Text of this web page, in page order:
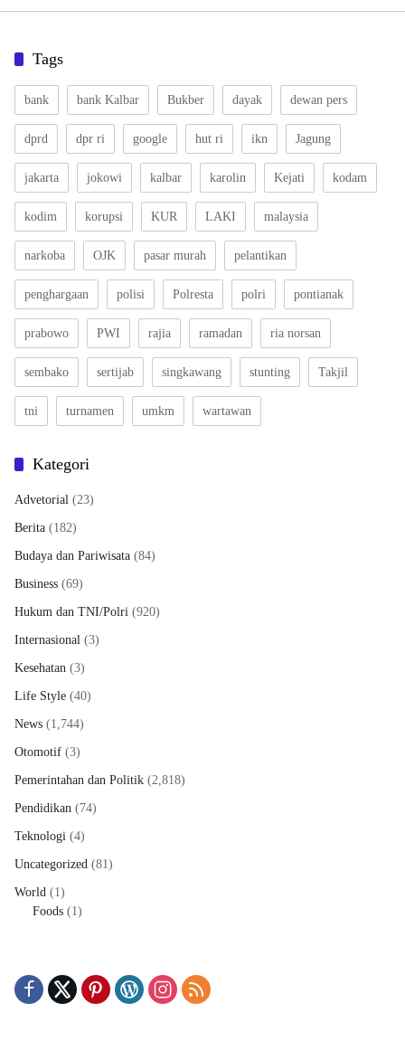
Tags
bank bank Kalbar Bukber dayak dewan pers
dprd dpr ri google hut ri ikn Jagung
jakarta jokowi kalbar karolin Kejati kodam
kodim korupsi KUR LAKI malaysia
narkoba OJK pasar murah pelantikan
penghargaan polisi Polresta polri pontianak
prabowo PWI rajia ramadan ria norsan
sembako sertijab singkawang stunting Takjil
tni turnamen umkm wartawan
Kategori
Advetorial (23)
Berita (182)
Budaya dan Pariwisata (84)
Business (69)
Hukum dan TNI/Polri (920)
Internasional (3)
Kesehatan (3)
Life Style (40)
News (1,744)
Otomotif (3)
Pemerintahan dan Politik (2,818)
Pendidikan (74)
Teknologi (4)
Uncategorized (81)
World (1)
Foods (1)